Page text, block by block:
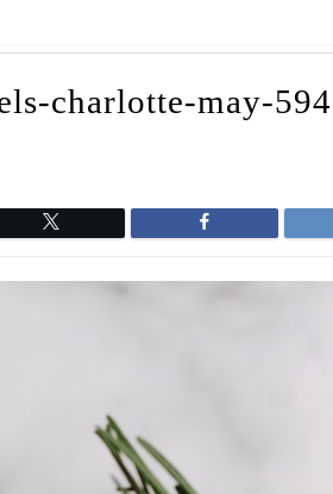
charlotte-may-